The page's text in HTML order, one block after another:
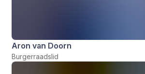
Aron van Doorn
Burgerraadslid